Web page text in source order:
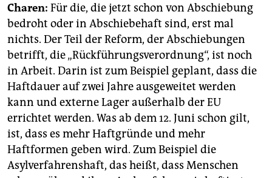
Charen: Für die, die jetzt schon von Abschiebung
bedroht oder in Abschiebehaft sind, erst mal
nichts. Der Teil der Reform, der Abschiebungen
betrifft, die „Rückführungsverordnung“, ist noch
in Arbeit. Darin ist zum Beispiel geplant, dass die
Haftdauer auf zwei Jahre ausgeweitet werden
kann und externe Lager außerhalb der EU
errichtet werden. Was ab dem 12. Juni schon gilt,
ist, dass es mehr Haftgründe und mehr
Haftformen geben wird. Zum Beispiel die
Asylverfahrenshaft, das heißt, dass Menschen